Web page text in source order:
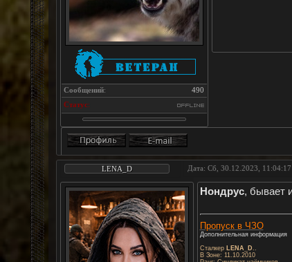
Сообщений:
490
Статус:
LENA_D Дата: Сб, 30.12.2023,
Нондрус, бывает
Пропуск в ЧЗО
Дополнительная информация
Сталкер
LENA_D
В Зоне: 11.10.2010